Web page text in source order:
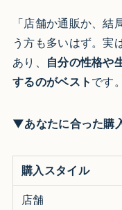
「店舗か通販か、結
う方も多いはず。実
あり、
自分の性格や
するのがベスト です。
▼あなたに合った購
購入スタイル
店舗